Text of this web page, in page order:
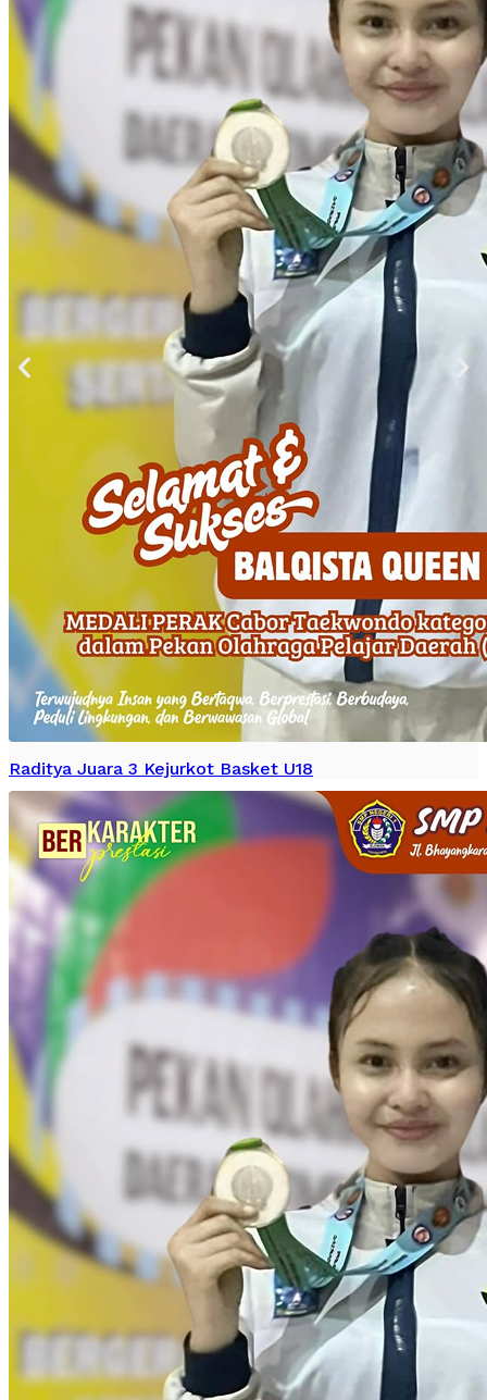
Raditya Juara 3 Kejurkot Basket U18